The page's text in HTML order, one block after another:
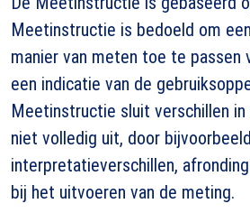
Meetinstructie is bedoeld om
manier van meten toe te passen
een indicatie van de
Meetinstructie sluit verschillen
niet volledig uit, door bijvoorbeeld
interpretatieverschillen,
bij het uitvoeren van de meting.